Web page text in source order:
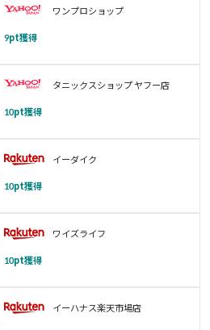
ワンプロショップ
9pt獲得
タニックスショップ ヤフー店
10pt獲得
イーダイク
10pt獲得
ワイズライフ
10pt獲得
イーハナス楽天市場店